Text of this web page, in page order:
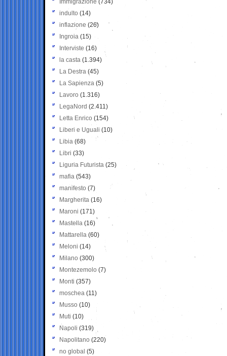
Immigrazione (734)
indulto (14)
inflazione (26)
Ingroia (15)
Interviste (16)
la casta (1.394)
La Destra (45)
La Sapienza (5)
Lavoro (1.316)
LegaNord (2.411)
Letta Enrico (154)
Liberi e Uguali (10)
Libia (68)
Libri (33)
Liguria Futurista (25)
mafia (543)
manifesto (7)
Margherita (16)
Maroni (171)
Mastella (16)
Mattarella (60)
Meloni (14)
Milano (300)
Montezemolo (7)
Monti (357)
moschea (11)
Musso (10)
Muti (10)
Napoli (319)
Napolitano (220)
no global (5)